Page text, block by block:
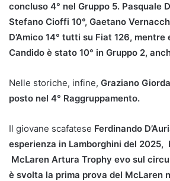
concluso 4° nel Gruppo 5. Pasquale
Stefano Cioffi 10°, Gaetano
D’Amico 14° tutti su Fiat 126,
Candido è stato 10° in Gruppo 2,
Nelle storiche, infine, Graziano
posto nel 4° Raggruppamento.
Il giovane scafatese Ferdinando
esperienza in Lamborghini del 2025,
McLaren Artura Trophy evo sul
è svolta la prima prova del McLaren